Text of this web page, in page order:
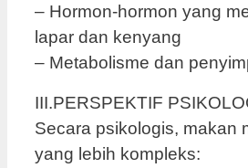
– Hormon-hormon yang
lapar dan kenyang
– Metabolisme dan
III.PERSPEKTIF
Secara psikologis, makan
yang lebih kompleks: